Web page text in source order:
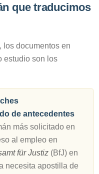
que traducimos
los documentos en
estudio son los
de antecedentes
más solicitado en
al empleo en
für Justiz(BfJ) en
necesita apostilla de